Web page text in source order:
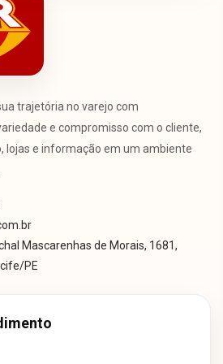
trajetória no varejo com
e compromisso com o cliente,
lojas e informação em um ambiente
Mascarenhas de Morais, 1681,
PE